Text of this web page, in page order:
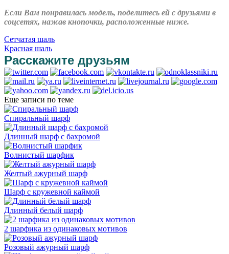
Если Вам понравилась модель, поделитесь ей с друзьями в
соцсетях, нажав кнопочки, расположенные ниже.
Сетчатая шаль
Красная шаль
Расскажите друзьям
Еще записи по теме
Спиральный шарф
Длинный шарф с бахромой
Волнистый шарфик
Желтый ажурный шарф
Шарф с кружевной каймой
Длинный белый шарф
2 шарфика из одинаковых мотивов
Розовый ажурный шарф